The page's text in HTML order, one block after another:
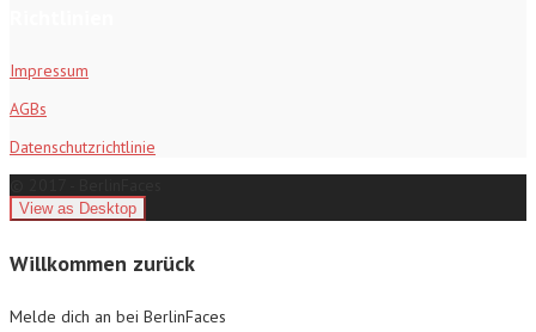
Impressum
AGBs
Datenschutzrichtlinie
Willkommen zurück
Melde dich an bei BerlinFaces